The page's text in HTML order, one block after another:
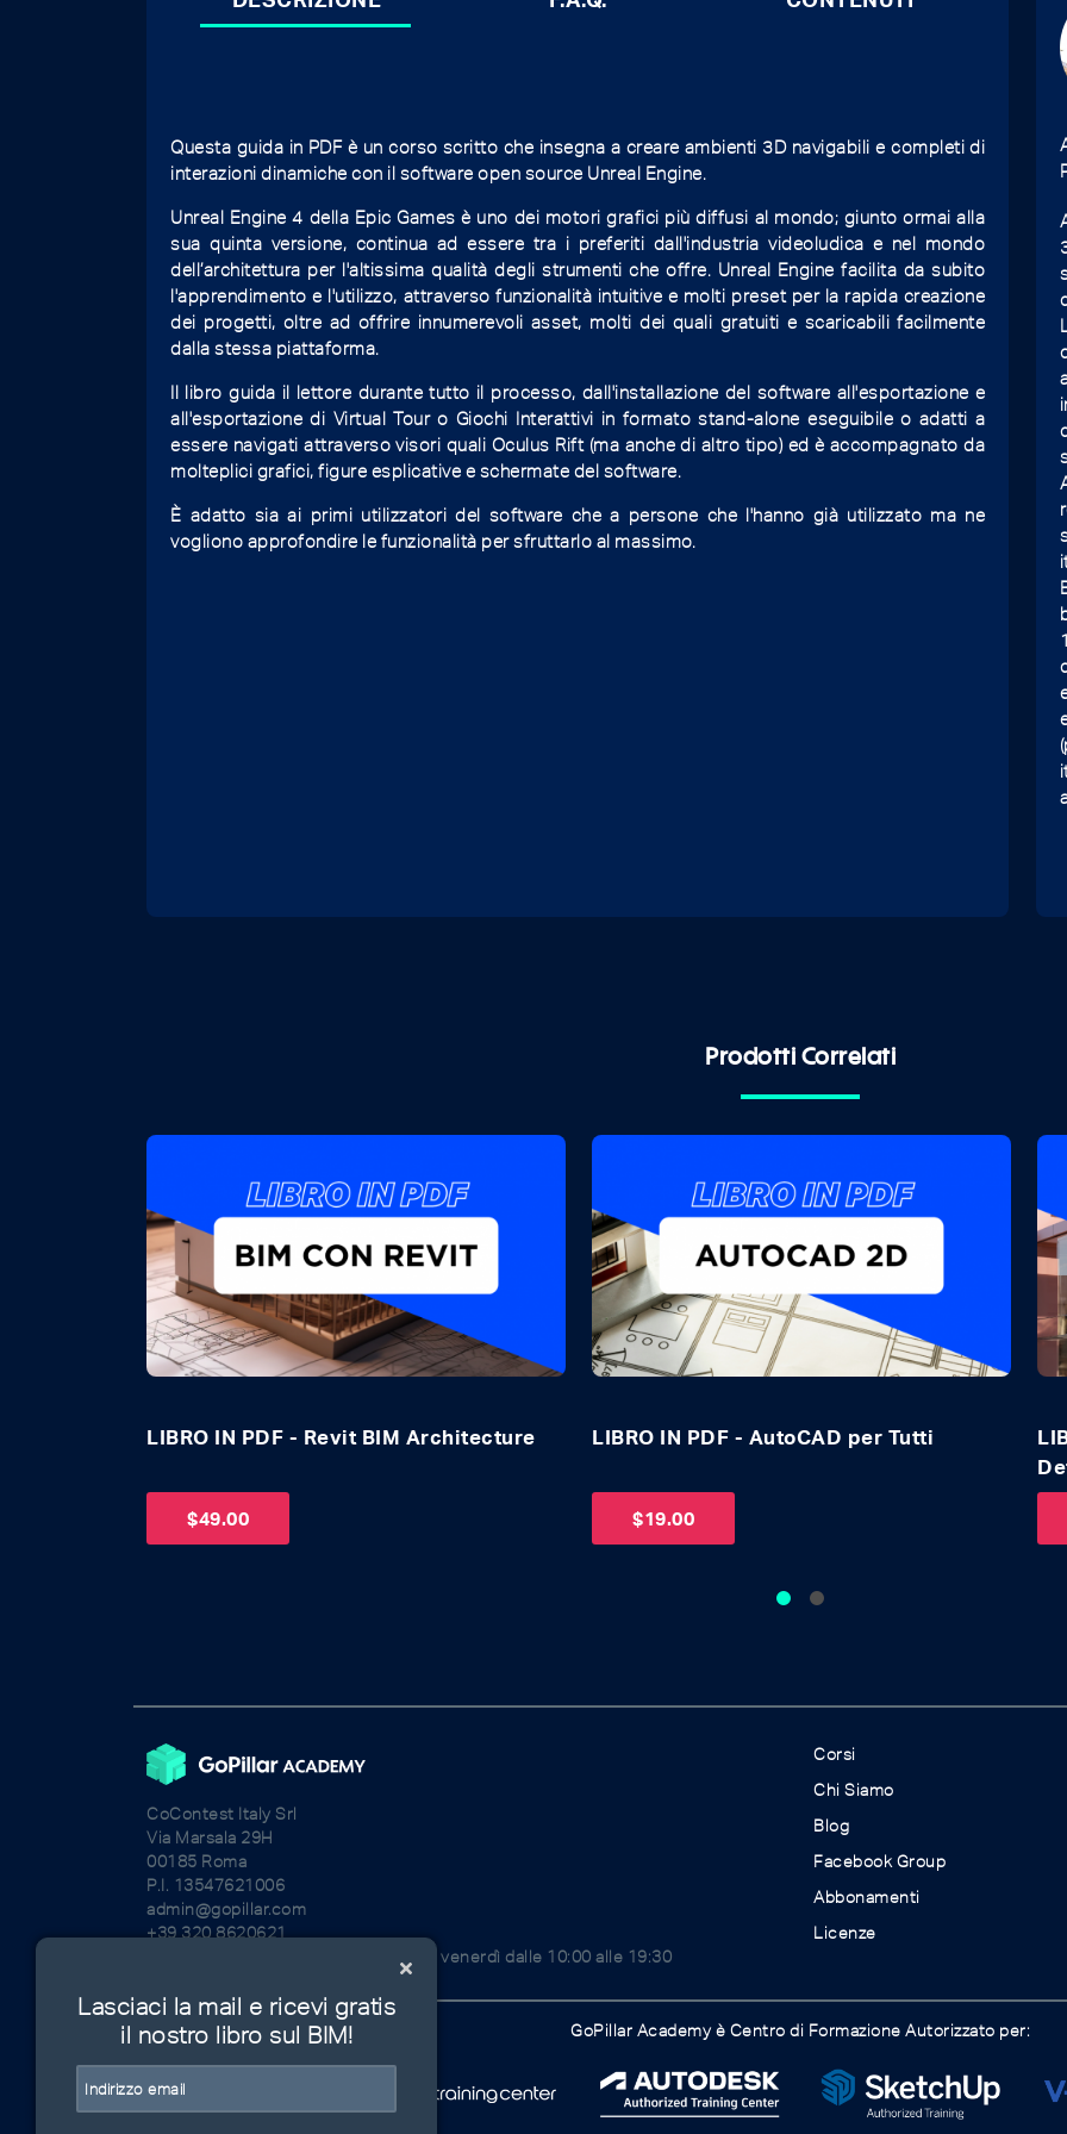
Questa guida in PDF è un corso scritto che insegna a creare ambienti 3D navigabili e completi di
interazioni dinamiche con il software open source Unreal Engine.
Unreal Engine 4 della Epic Games è uno dei motori grafici più diffusi al mondo; giunto ormai alla
sua quinta versione, continua ad essere tra i preferiti dall'industria videoludica e nel mondo
dell’architettura per l'altissima qualità degli strumenti che offre. Unreal Engine facilita da subito
l'apprendimento e l'utilizzo, attraverso funzionalità intuitive e molti preset per la rapida creazione
dei progetti, oltre ad offrire innumerevoli asset, molti dei quali gratuiti e scaricabili facilmente
dalla stessa piattaforma.
Il libro guida il lettore durante tutto il processo, dall'installazione del software all'esportazione e
all'esportazione di Virtual Tour o Giochi Interattivi in formato stand-alone eseguibile o adatti a
essere navigati attraverso visori quali Oculus Rift (ma anche di altro tipo) ed è accompagnato da
molteplici grafici, figure esplicative e schermate del software.
È adatto sia ai primi utilizzatori del software che a persone che l'hanno già utilizzato ma ne
vogliono approfondire le funzionalità per sfruttarlo al massimo.
Prodotti Correlati
LIBRO IN PDF - Unreal Engine per Tutti
$29.00
LIBRO IN PDF - Twinmotion per Tutti
$29.00
CoContest Italy Srl
Via Marsala 29H
00185 Roma
P.I. 13547621006
admin@gopillar.com
+39 320 8620621
I nostri uffici sono aperti dal lunedì al venerdì dalle 10:00 alle 19:30
Corsi
Chi Siamo
Blog
Facebook Group
Abbonamenti
Licenze
GoPillar Academy è Centro di Formazione Autorizzato per:
Lasciaci la mail e ricevi gratis
il nostro libro sul BIM!